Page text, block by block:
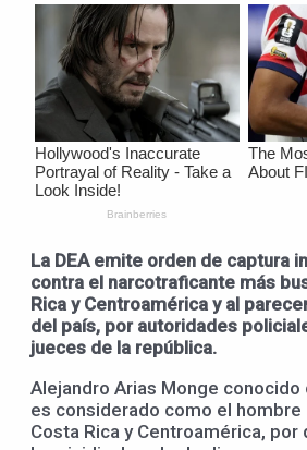
La DEA emite orden de captura
contra el narcotraficante más
Rica y Centroamérica y al
del país, por autoridades
jueces de la república.
Alejandro Arias Monge conocido
es considerado como el hombre
Costa Rica y Centroamérica, por